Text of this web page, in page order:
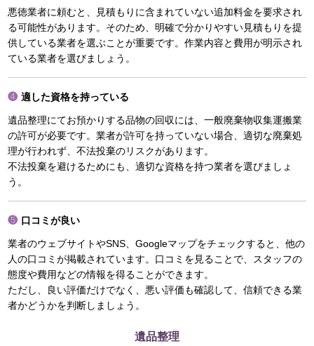
悪徳業者に頼むと、見積もりに含まれていない追加料金を要求され
る可能性があります。そのため、明確で分かりやすい見積もりを提
供している業者を選ぶことが重要です。作業内容と費用が明示され
ている業者を選びましょう。
適した資格を持っている
遺品整理にてお預かりする品物の回収には、一般廃棄物収集運搬業
の許可が必要です。業者が許可を持っていない場合、適切な廃棄処
理が行われず、不法投棄のリスクがあります。
不法投棄を避けるためにも、適切な資格を持つ業者を選びましょ
う。
口コミが良い
業者のウェブサイトやSNS、Googleマップをチェックすると、他の
人の口コミが掲載されています。口コミを見ることで、スタッフの
態度や費用などの情報を得ることができます。
ただし、良い評価だけでなく、悪い評価も確認して、信頼できる業
者かどうかを判断しましょう。
遺品整理